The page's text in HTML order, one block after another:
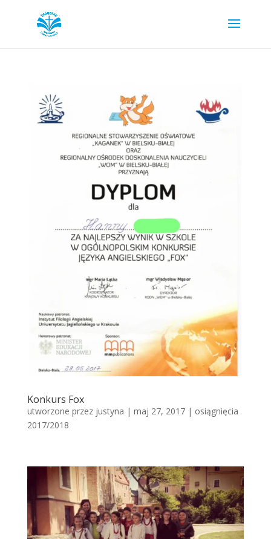
Konkurs Fox
utworzone przez justyna | maj 27, 2017| osiągnięcia
2017/2018